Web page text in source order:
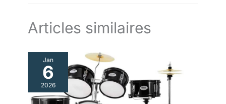
Articles similaires
Jan
6
2026